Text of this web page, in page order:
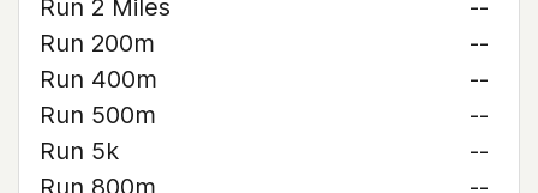
Run 2 Miles
--
Run 200m
--
Run 400m
--
Run 500m
--
Run 5k
--
Run 800m
--